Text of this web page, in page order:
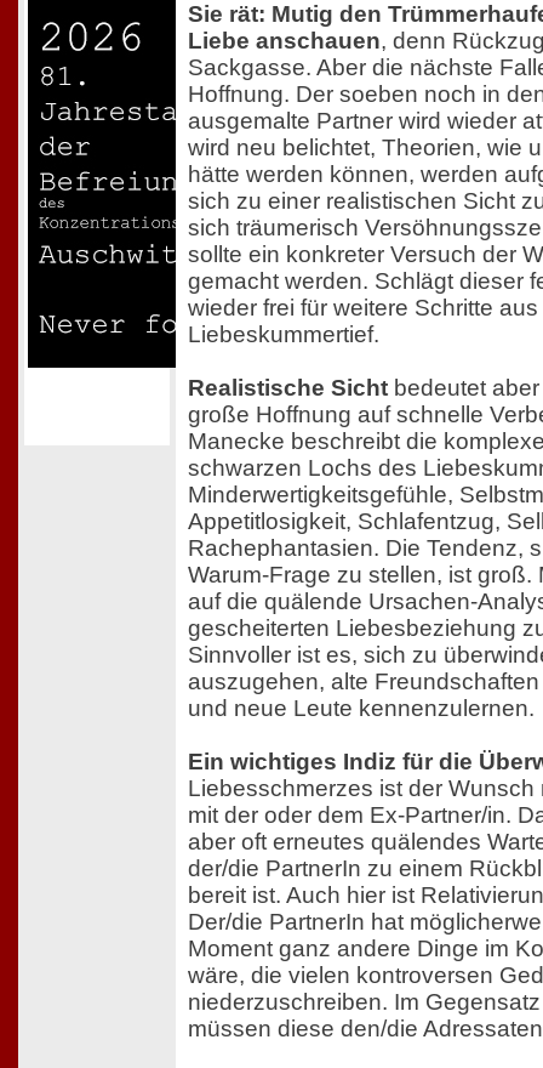
Sie rät: Mutig den
Liebe anschauen, denn
Sackgasse. Aber die nächste
Hoffnung. Der soeben noch in
ausgemalte Partner wird wieder
wird neu belichtet, Theorien, wie
hätte werden können, werden
sich zu einer realistischen Sicht
sich träumerisch
sollte ein konkreter Versuch der
gemacht werden. Schlägt dieser
wieder frei für weitere Schritte
Liebeskummertief.
Realistische Sicht bedeutet
große Hoffnung auf schnelle
Manecke beschreibt die
schwarzen Lochs des
Minderwertigkeitsgefühle,
Appetitlosigkeit, Schlafentzug,
Rachephantasien. Die Tendenz,
Warum-Frage zu stellen, ist groß.
auf die quälende Ursachen-
gescheiterten Liebesbeziehung
Sinnvoller ist es, sich zu
auszugehen, alte
und neue Leute kennenzulernen.
Ein wichtiges Indiz für die
Liebesschmerzes ist der
mit der oder dem Ex-Partner/in.
aber oft erneutes quälendes
der/die PartnerIn zu einem
bereit ist. Auch hier ist
Der/die PartnerIn hat
Moment ganz andere Dinge im
wäre, die vielen kontroversen
niederzuschreiben. Im
müssen diese den/die